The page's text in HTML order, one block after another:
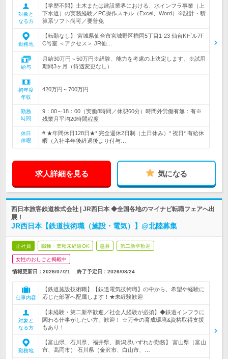
対象と
なる方
【学歴不問】土木または建設業界における、水インフラ事業（上
下水道）の実務経験／PC操作スキル（Excel、Word）※設計・積
算系ソフト尚可／要普免
勤務地
【転勤なし】 宮城県仙台市宮城野区榴岡5丁目1-23 仙台Kビル7F
C号室 ＜アクセス＞ JR仙…
給与
月給30万円～50万円※経験、能力を考慮の上決定します。※試用
期間3ヶ月（待遇変更なし）
初年度
年収
420万円～700万円
勤務
時間
9：00～18：00（実働8時間／休憩60分）時間外労働有無：有※
残業月平均20時間程度
休日
休暇
# ★年間休日128日★* 完全週休2日制（土日休み）* 祝日* 有給休
暇（入社半年後経過後より付与…
求人詳細を見る 気になる
西日本旅客鉄道株式会社 | JR西日本 ◆全国各地のマイナビ転職フェアへ出
展！
JR西日本【鉄道技術職（施設・電気）】@北陸募集
正社員 職種・業種未経験OK 急募 第二新卒歓迎
女性のおしごと掲載中
情報更新日：2026/07/21 終了予定日： 2026/08/24
仕事内容
【鉄道施設技術職】【鉄道電気技術職】の中から、希望や経験に
応じた部署へ配属します！★未経験歓迎
対象と
なる方
【未経験・第二新卒歓迎／社会人経験が必須】◆鉄道インフラに
関わる仕事がしたい方、歓迎！ ☆万全の育成環境&資格取得支援
もあり！
勤務地
【富山県、石川県、福井県、新潟県いずれか勤務】 富山県（富山
市、高岡市） 石川県（金沢市、白山市、…